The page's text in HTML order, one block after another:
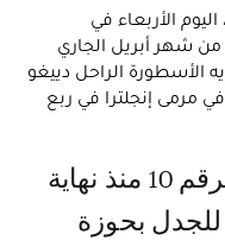
الأربعاء في
شهر أبريل الجاري
الأسطورة الراحل دييغو
مرمى إنجلترا في ربع
للجدل بحوزة